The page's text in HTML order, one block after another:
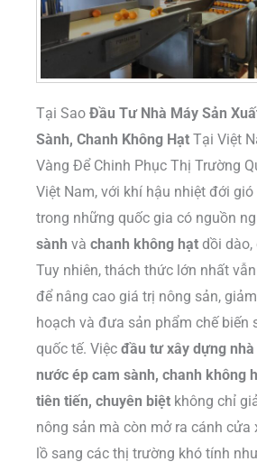
Tại Sao Đầu Tư Nhà Máy Sản
Sành, Chanh Không Hạt Tại Việt
Vàng Để Chinh Phục Thị Trường
Việt Nam, với khí hậu nhiệt đới
trong những quốc gia có nguồn
sành và chanh không hạt dồi dào,
Tuy nhiên, thách thức lớn nhất
để nâng cao giá trị nông sản,
hoạch và đưa sản phẩm chế biến
quốc tế. Việc đầu tư xây dựng
nước ép cam sành, chanh không
tiên tiến, chuyên biệt không chỉ
nông sản mà còn mở ra cánh cửa
lồ sang các thị trường khó tính